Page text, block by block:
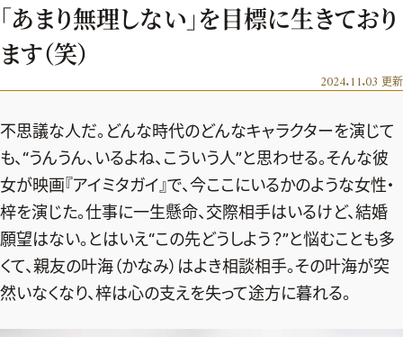
50代なに着てる？
ファッション特集
エイジングケア
メイク
50代ベストコスメ
ヘルスケアTOPICS
更年期
ストレッチ・エクササイズ
ダイエット
50代健康のお悩み
ライフスタイル
車・家電
住まい
旅行＆グルメ
カルチャー
50代のお悩み
エクラ 華組
エクラ 華組ランキング
チームJマダムメンバー一覧
チームJマダムランキング
チームJマダム特集
編集長コラム
あら、素敵☆ 手帖
占い
イヴルルド遙華の12星座占い
スペシャル占い
試し読み
エクラ通販
from編集部
「あまり無理しない」を目標に生きており
ます（笑）
2024.11.03 更新
不思議な人だ。どんな時代のどんなキャラクターを演じて
も、“うんうん、いるよね、こういう人”と思わせる。そんな彼
女が映画『アイミタガイ』で、今ここにいるかのような女性・
梓を演じた。仕事に一生懸命、交際相手はいるけど、結婚
願望はない。とはいえ“この先どうしよう？”と悩むことも多
くて、親友の叶海（かなみ）はよき相談相手。その叶海が突
然いなくなり、梓は心の支えを失って途方に暮れる。